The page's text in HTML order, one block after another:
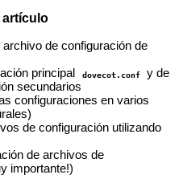
artículo
de configuración de
principal
dovecot.conf
y de
secundarios
configuraciones en varios
de configuración utilizando
de archivos de
importante!)